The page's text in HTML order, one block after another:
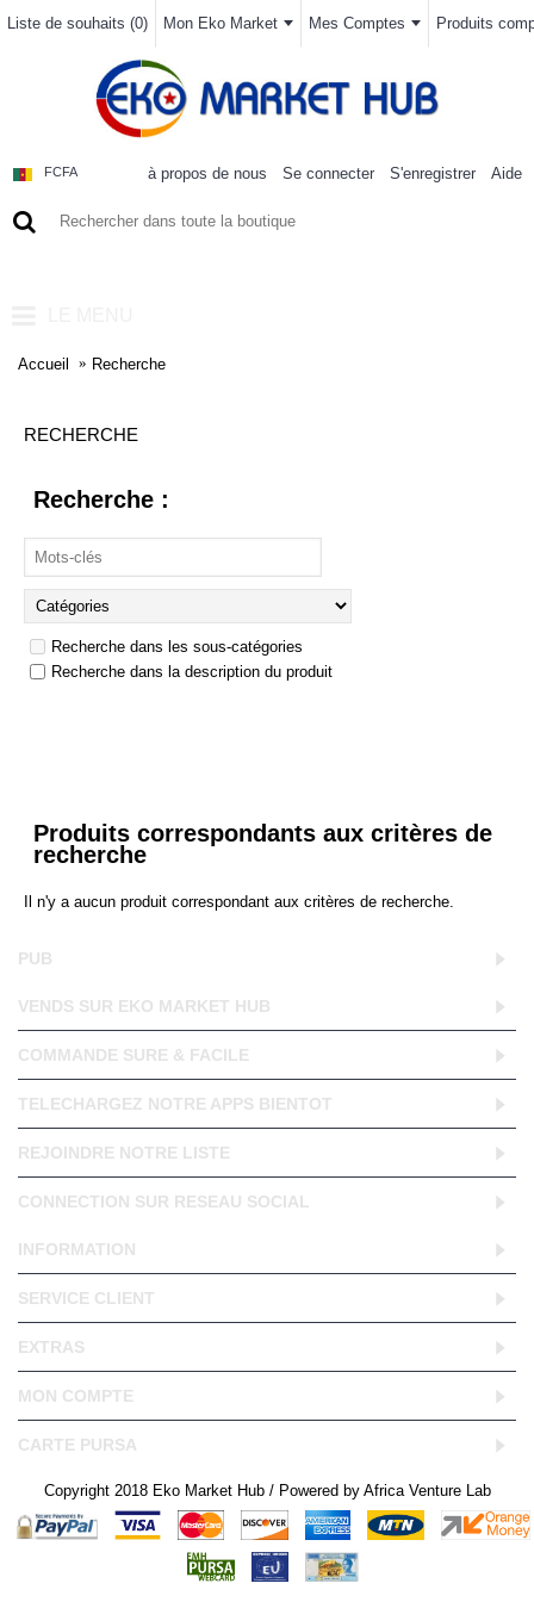
Liste de souhaits (0) Mon Eko Market Mes Comptes Produits
FCFA à propos de nous Se connecter S'enregistrer Aide
Accueil Recherche
RECHERCHE
Recherche :
Recherche dans les sous-catégories
Recherche dans la description du produit
Produits correspondants aux critères de
recherche
Il n'y a aucun produit correspondant aux critères de recherche.
PUB
VENDS SUR EKO MARKET HUB
COMMANDE SURE & FACILE
TELECHARGEZ NOTRE APPS BIENTOT
REJOINDRE NOTRE LISTE
CONNECTION SUR RESEAU SOCIAL
INFORMATION
SERVICE CLIENT
EXTRAS
MON COMPTE
CARTE PURSA
Copyright 2018 Eko Market Hub / Powered by Africa Venture Lab